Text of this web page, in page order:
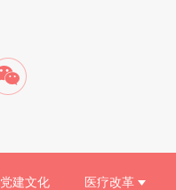
党建文化 医疗改革